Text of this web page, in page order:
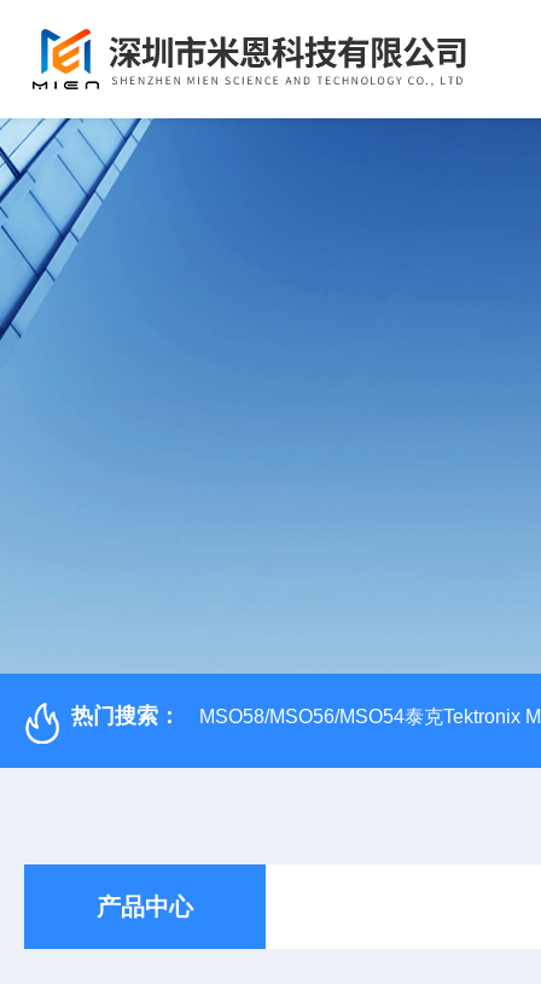
热门搜索： MSO58/MSO56/MSO54泰克Tektronix
产品中心